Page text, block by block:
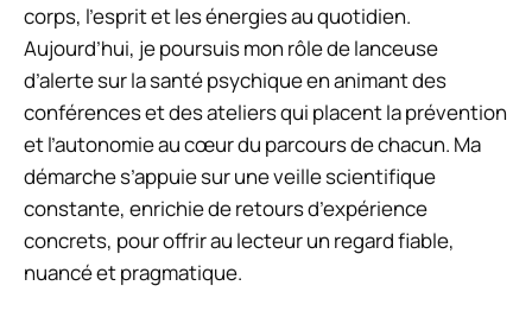
corps, l’esprit et les énergies au quotidien.
Aujourd’hui, je poursuis mon rôle de lanceuse
d’alerte sur la santé psychique en animant des
conférences et des ateliers qui placent la prévention
et l’autonomie au cœur du parcours de chacun. Ma
démarche s’appuie sur une veille scientifique
constante, enrichie de retours d’expérience
concrets, pour offrir au lecteur un regard fiable,
nuancé et pragmatique.